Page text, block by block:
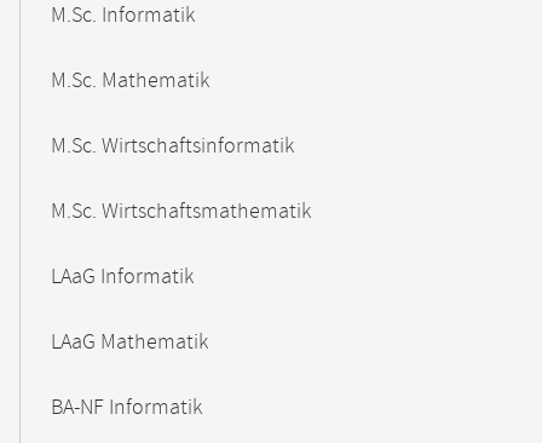
M.Sc. Informatik
M.Sc. Mathematik
M.Sc. Wirtschaftsinformatik
M.Sc. Wirtschaftsmathematik
LAaG Informatik
LAaG Mathematik
BA-NF Informatik